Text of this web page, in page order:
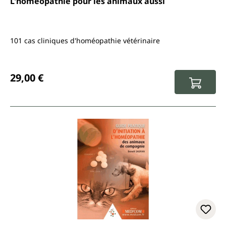
101 cas cliniques d'homéopathie vétérinaire
29,00 €